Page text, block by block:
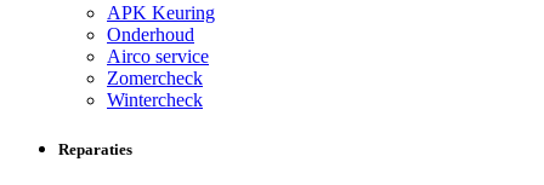
APK Keuring
Onderhoud
Airco service
Zomercheck
Wintercheck
Reparaties